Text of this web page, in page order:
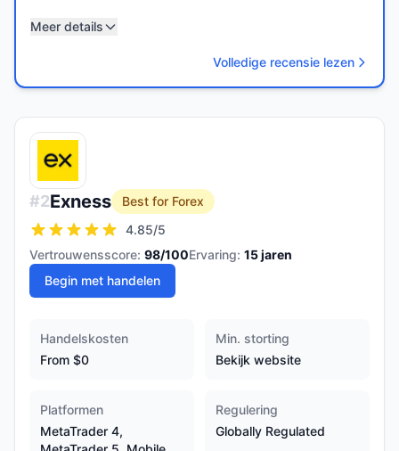
Meer details
Volledige recensie lezen
#2Exness
Best for Forex
4.85/5
Vertrouwensscore: 98/100Ervaring: 15jaren
Begin met handelen
Handelskosten
From $0
Min. storting
Bekijk website
Platformen
MetaTrader 4,
Regulering
Globally Regulated